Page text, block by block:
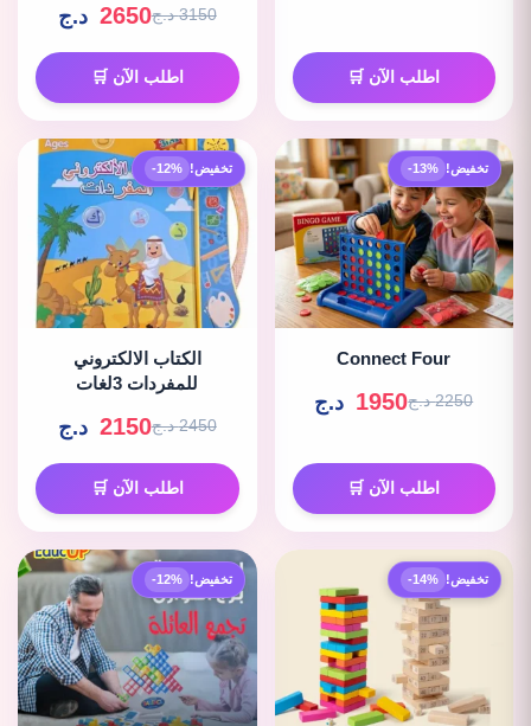
اطلب الآن 🛒
3150 د.ج 2650 د.ج
اطلب الآن 🛒
تخفيض! -13%
Connect Four
2250 د.ج 1950 د.ج
اطلب الآن 🛒
تخفيض! -12%
الكتاب الالكتروني
للمفردات 3لغات
2450 د.ج 2150 د.ج
اطلب الآن 🛒
تخفيض! -14% تخفيض! -12%